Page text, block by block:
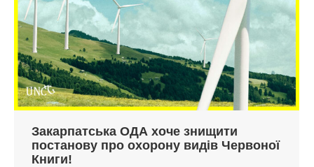
Закарпатська ОДА хоче знищити
постанову про охорону видів Червоної
Книги!